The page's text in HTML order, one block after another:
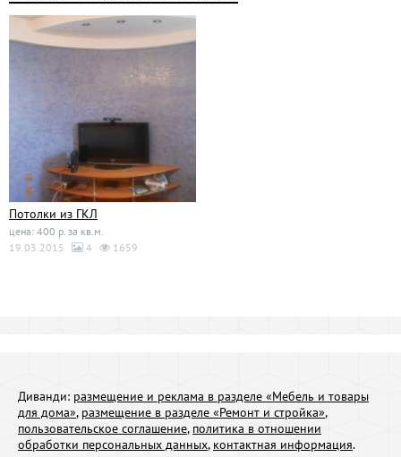
Потолки из ГКЛ
цена: 400 р. за кв.м.
19.03.2015
4 1659
Диванди: размещение и реклама в разделе «Мебель и товары
для дома», размещение в разделе «Ремонт и стройка»,
пользовательское соглашение, политика в отношении
обработки персональных данных, контактная информация.